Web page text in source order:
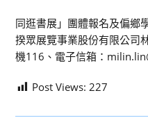
同逛書展」團體報名及偏鄉
揆眾展覽事業股份有限公司
機116、電子信箱：
Post Views: 227